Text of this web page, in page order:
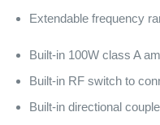
Extendable frequency
Built-in 100W class A
Built-in RF switch to
Built-in directional